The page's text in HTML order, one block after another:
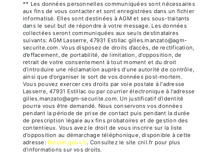
** Les données personnelles communiquées sont nécessaires
aux fins de vous contacter et sont enregistrées dans un fichier
informatisé. Elles sont destinées à AGM et ses sous-traitants
dans le seul but de répondre à votre message. Les données
collectées seront communiquées aux seuls destinataires
suivants: AGM Lasserre, 47931 Estillac gilles.manzato@agm-
securite.com. Vous disposez de droits d’accès, de rectification,
d’effacement, de portabilité, de limitation, d’opposition, de
retrait de votre consentement à tout moment et du droit
d’introduire une réclamation auprès d’une autorité de contrôle,
ainsi que d’organiser le sort de vos données post-mortem.
Vous pouvez exercer ces droits par voie postale à l'adresse
Lasserre, 47931 Estillac ou par courrier électronique à l'adresse
gilles.manzato@agm-securite.com. Un justificatif d'identité
pourra vous être demandé. Nous conservons vos données
pendant la période de prise de contact puis pendant la durée
de prescription légale aux fins probatoires et de gestion des
contentieux. Vous avez le droit de vous inscrire sur la liste
d'opposition au démarchage téléphonique, disponible à cette
adresse:
Bloctel.gouv.fr. Consultez le site cnil.fr pour plus
d’informations sur vos droits.